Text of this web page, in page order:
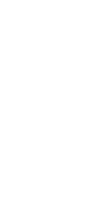
Mostrar
Destacar las
Ahorrar
para
Abre esta plantilla
diagrama de Venn